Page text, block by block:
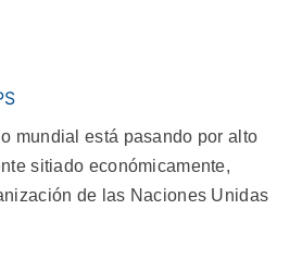
mundial está pasando por alto
sitiado económicamente,
de las Naciones Unidas